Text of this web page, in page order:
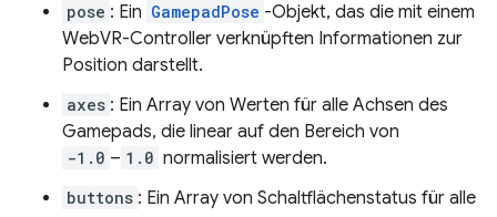
pose : Ein GamepadPose -Objekt, das die mit einem
WebVR-Controller verknüpften Informationen zur
Position darstellt.
axes : Ein Array von Werten für alle Achsen des
Gamepads, die linear auf den Bereich von
-1.0 – 1.0 normalisiert werden.
buttons : Ein Array von Schaltflächenstatus für alle